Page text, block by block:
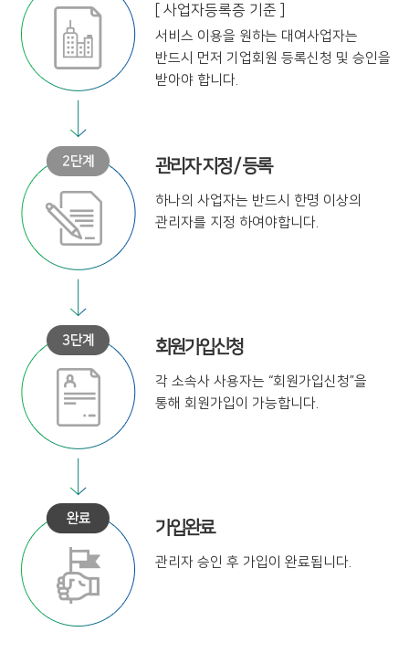
[ 사업자등록증 기준 ]
서비스 이용을 원하는 대여사업자는
반드시 먼저 기업회원 등록신청 및 승인을
받아야 합니다.
관리자 지정 / 등록
하나의 사업자는 반드시 한명 이상의
관리자를 지정 하여야합니다.
회원가입신청
각 소속사 사용자는 “회원가입신청”을
통해 회원가입이 가능합니다.
가입완료
관리자 승인 후 가입이 완료됩니다.